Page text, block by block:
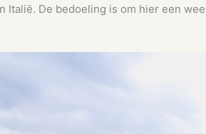
Italië. De bedoeling is om hier een